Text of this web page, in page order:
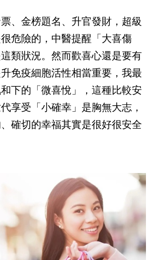
、金榜題名、升官發財，超級
危險的，中醫提醒「大喜傷
類狀況。然而歡喜心還是要有
免疫細胞活性相當重要，我最
下的「微喜悅」，這種比較安
享受「小確幸」是胸無大志，
確切的幸福其實是很好很安全